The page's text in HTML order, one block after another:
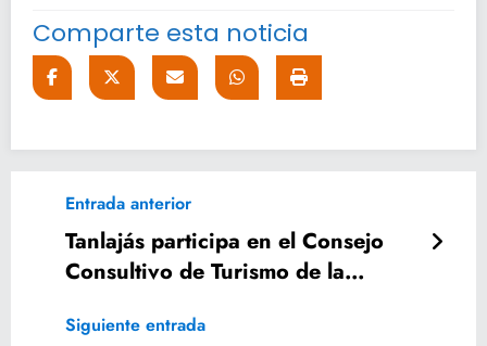
Comparte esta noticia
Entrada anterior
Tanlajás participa en el Consejo
Consultivo de Turismo de la
Siguiente entrada